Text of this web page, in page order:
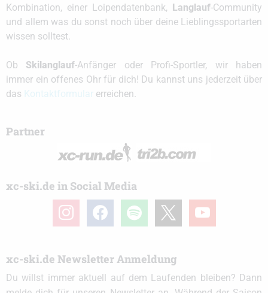
Kombination, einer Loipendatenbank,
Langlauf-Community
und allem was du sonst noch über deine Lieblingssportarten
wissen solltest.
Ob Skilanglauf-Anfänger oder Profi-Sportler, wir haben
immer ein offenes Ohr für dich! Du kannst uns jederzeit über
das
erreichen.
Partner
xc-ski.de in Social Media
instagramfacebook spotify youtube
xc-ski.de Newsletter Anmeldung
Du willst immer aktuell auf dem Laufenden bleiben? Dann